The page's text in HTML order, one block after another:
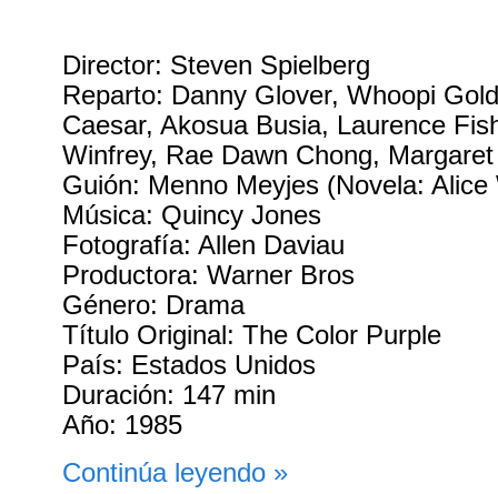
Director: Steven Spielberg
Reparto: Danny Glover, Whoopi
Caesar, Akosua Busia, Laurence
Winfrey, Rae Dawn Chong,
Guión: Menno Meyjes (Novela: Alice
Música: Quincy Jones
Fotografía: Allen Daviau
Productora: Warner Bros
Género: Drama
Título Original: The Color Purple
País: Estados Unidos
Duración: 147 min
Año: 1985
Continúa leyendo »